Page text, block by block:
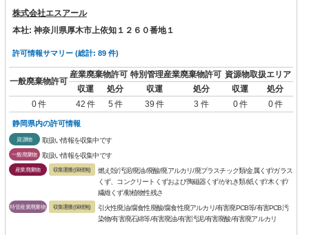
株式会社エスアール
本社: 神奈川県厚木市上依知１２６０番地１
許可情報サマリー (総計: 89 件)
一般廃棄物許可
産業廃棄物許可 特別管理産業廃棄物許可 資源物取扱エリア
収運
処分 収運 処分 収運
処分
0 件
42 件 5 件 39 件 3 件 0 件 0 件
静岡県内の許可情報
資源物 取扱い情報を収集中です
一般廃棄物 取扱い情報を収集中です
産業廃棄物 収集運搬(保積無)
燃え殻/汚泥/廃油/廃酸/廃アルカリ/廃プラスチック類/金属くず/ガラス
くず、コンクリートくずおよび陶磁器くず/がれき類/紙くず/木くず/
繊維くず/動植物性残さ
特管産業廃棄物 収集運搬(保積無)
引火性廃油/腐食性廃酸/腐食性廃アルカリ/有害廃PCB等/有害PCB汚
染物/有害廃石綿等/有害廃油/有害汚泥/有害廃酸/有害廃アルカリ